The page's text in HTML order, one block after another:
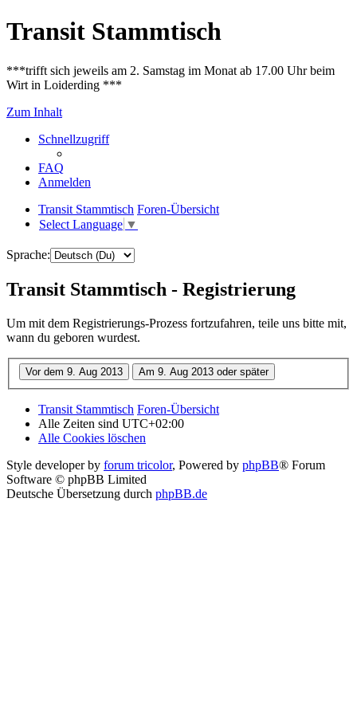
Transit Stammtisch
***trifft sich jeweils am 2. Samstag im Monat ab 17.00 Uhr beim
Wirt in Loiderding ***
Zum Inhalt
Schnellzugriff
FAQ
Anmelden
Transit Stammtisch Foren-Übersicht
Select Language ▼
Sprache:
Transit Stammtisch - Registrierung
Um mit dem Registrierungs-Prozess fortzufahren, teile uns bitte mit,
wann du geboren wurdest.
Transit Stammtisch Foren-Übersicht
Alle Zeiten sind UTC+02:00
Alle Cookies löschen
Style developer by forum tricolor, Powered by phpBB® Forum
Software © phpBB Limited
Deutsche Übersetzung durch phpBB.de